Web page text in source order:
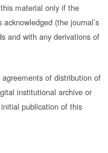
material only if the
(the journal’s
and with any derivations of
of distribution of
institutional archive or
publication of this